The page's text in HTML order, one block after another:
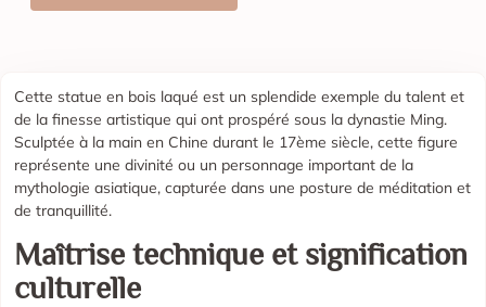
Cette statue en bois laqué est un splendide exemple du talent et
de la finesse artistique qui ont prospéré sous la dynastie Ming.
Sculptée à la main en Chine durant le 17ème siècle, cette figure
représente une divinité ou un personnage important de la
mythologie asiatique, capturée dans une posture de méditation et
de tranquillité.
Maîtrise technique et signification
culturelle